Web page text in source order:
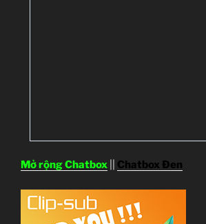
Mở rộng Chatbox Chatbox Đen